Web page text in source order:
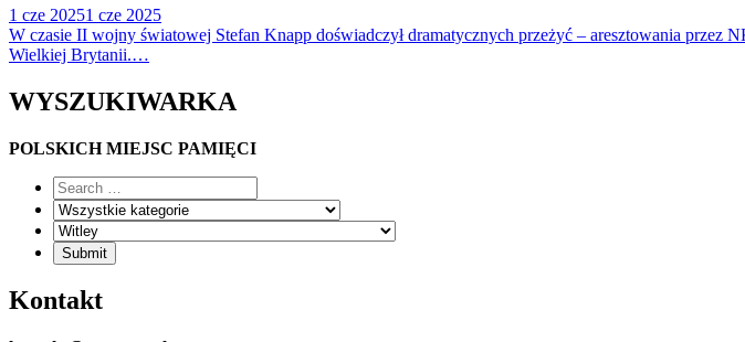
1 cze 20251 cze 2025
W czasie II wojny światowej Stefan Knapp doświadczył dramatycznych przeżyć – aresztowania
Wielkiej Brytanii.…
WYSZUKIWARKA
POLSKICH MIEJSC PAMIĘCI
Kontakt